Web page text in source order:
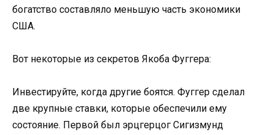
богатство составляло меньшую часть экономики
США.
Вот некоторые из секретов Якоба Фуггера:
Инвестируйте, когда другие боятся. Фуггер сделал
две крупные ставки, которые обеспечили ему
состояние. Первой был эрцгерцог Сигизмунд